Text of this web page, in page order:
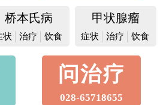
桥本氏病
状 治疗 饮食
甲状腺瘤
症状 治疗 饮食
问治疗
028-65718655